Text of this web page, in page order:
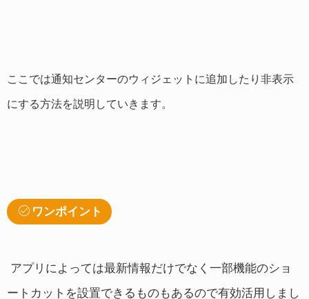
ここでは通知センターのウィジェットに追加したり非表示
にする方法を説明していきます。
ワンポイント
アプリによっては最新情報だけでなく一部機能のショ
ートカットを設置できるものもあるので有効活用しまし